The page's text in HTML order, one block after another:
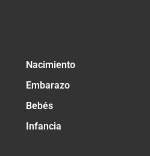
Nacimiento
Embarazo
Bebés
Infancia